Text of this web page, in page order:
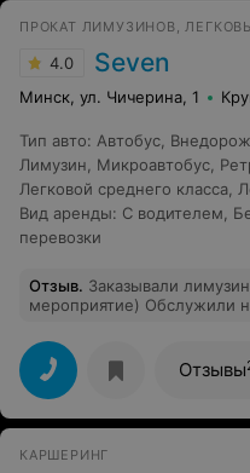
4.0 Seven
Минск, ул. Чичерина, 1
Тип авто: Автобус
Лимузин
Микроавтобус
Легковой среднего класса
Вид аренды: С водителем
перевозки
Отзыв. Заказывали
мероприятие) Обслужили
Водитель вежливый,
Порадовали
Отзывы
КАРШЕРИНГ